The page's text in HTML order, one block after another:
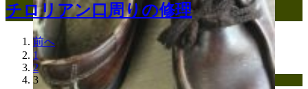
チロリアン口周りの修理
前へ
1
2
3